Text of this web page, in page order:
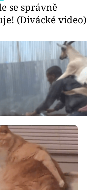
se správně
(Divácké video)